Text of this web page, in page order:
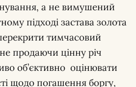
а не вимушений
підході застава золота
тимчасовий
продаючи цінну річ
об’єктивно оцінювати
щодо погашення боргу,